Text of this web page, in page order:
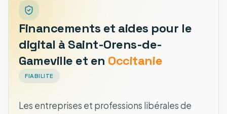
Financements et aides pour le
digital à Saint-Orens-de-
Gameville et en Occitanie
FIABILITE
Les entreprises et professions libérales de